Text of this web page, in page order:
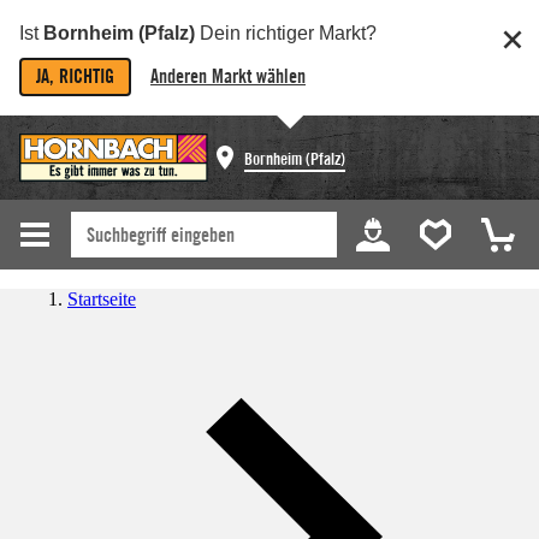
Ist Bornheim (Pfalz) Dein richtiger Markt?
JA, RICHTIG Anderen Markt wählen
Bornheim (Pfalz)
Startseite